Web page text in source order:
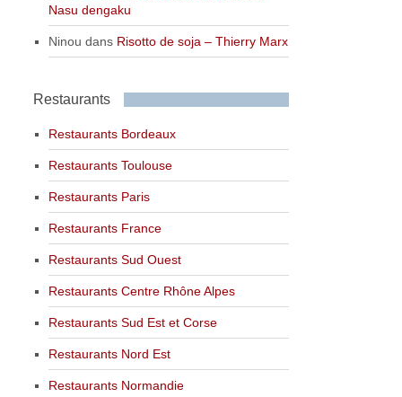
Nasu dengaku
Ninou dans Risotto de soja – Thierry Marx
Restaurants
Restaurants Bordeaux
Restaurants Toulouse
Restaurants Paris
Restaurants France
Restaurants Sud Ouest
Restaurants Centre Rhône Alpes
Restaurants Sud Est et Corse
Restaurants Nord Est
Restaurants Normandie